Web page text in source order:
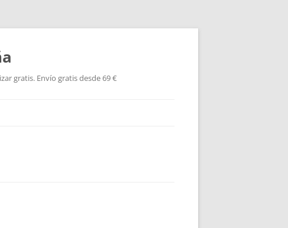
gratis. Envío gratis desde 69 €